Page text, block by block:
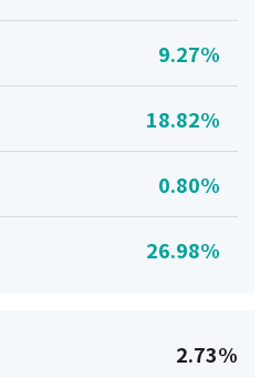
9.27%
18.82%
0.80%
26.98%
2.73%